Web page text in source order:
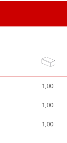
1,00
1,00
1,00